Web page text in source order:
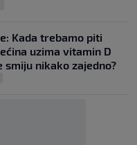
Kada trebamo piti
uzima vitamin D
smiju nikako zajedno?